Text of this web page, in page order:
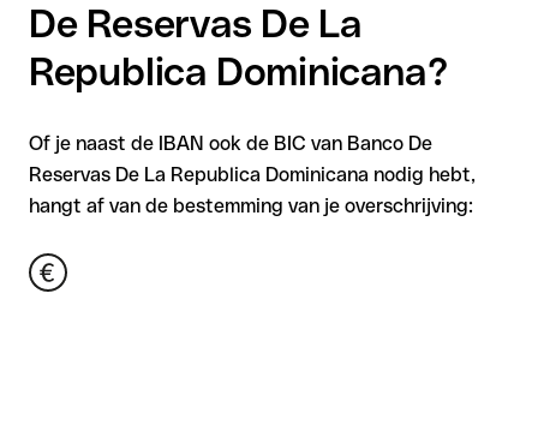
De Reservas De La
Republica Dominicana?
Of je naast de IBAN ook de BIC van Banco De
Reservas De La Republica Dominicana nodig hebt,
hangt af van de bestemming van je overschrijving: